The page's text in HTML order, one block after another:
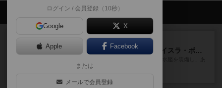
会員の新しい投稿
キャプテン・フリップ：イスラ・ボンバ
なたの乗組員を監獄から解...
ログイン / 会員登録（10秒）
Google X
Apple Facebook
または
メールで会員登録